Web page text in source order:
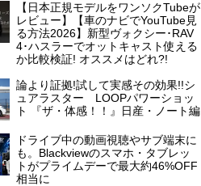
【日本正規モデルをワンソクTubeが
レビュー】【車のナビでYouTube見
る方法2026】新型ヴォクシー･RAV
4･ハスラーでオットキャスト使える
か比較検証! オススメはどれ?!
論より証拠!試して実感その効果!!シ
ュアラスター LOOPパワーショッ
ト 『ザ・体感！！』日産・ノート編
ドライブ中の動画視聴やサブ端末に
も。Blackviewのスマホ・タブレッ
トがプライムデーで最大約46%OFF
相当に